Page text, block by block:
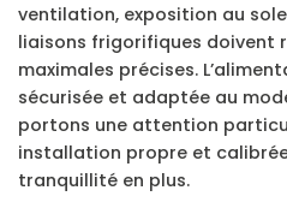
ventilation, exposition au
liaisons frigorifiques doivent
maximales précises.
sécurisée et adaptée au
portons une attention
installation propre et
tranquillité en plus.